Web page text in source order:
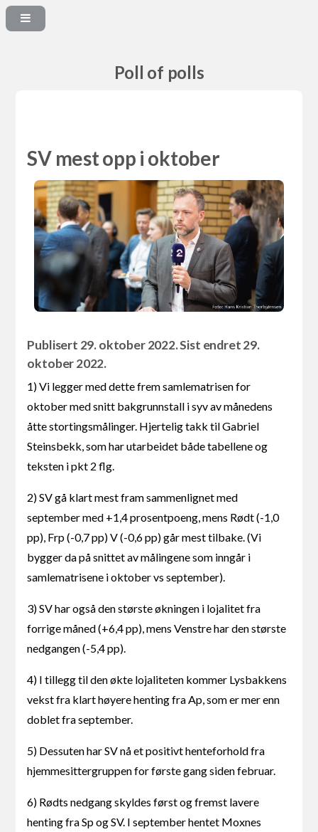
Poll of polls
SV mest opp i oktober
Publisert 29. oktober 2022. Sist endret 29.
oktober 2022.
1) Vi legger med dette frem samlematrisen for
oktober med snitt bakgrunnstall i syv av månedens
åtte stortingsmålinger. Hjertelig takk til Gabriel
Steinsbekk, som har utarbeidet både tabellene og
teksten i pkt 2 flg.
2) SV gå klart mest fram sammenlignet med
september med +1,4 prosentpoeng, mens Rødt (-1,0
pp), Frp (-0,7 pp) V (-0,6 pp) går mest tilbake. (Vi
bygger da på snittet av målingene som inngår i
samlematrisene i oktober vs september).
3) SV har også den største økningen i lojalitet fra
forrige måned (+6,4 pp), mens Venstre har den største
nedgangen (-5,4 pp).
4) I tillegg til den økte lojaliteten kommer Lysbakkens
vekst fra klart høyere henting fra Ap, som er mer enn
doblet fra september.
5) Dessuten har SV nå et positivt henteforhold fra
hjemmesittergruppen for første gang siden februar.
6) Rødts nedgang skyldes først og fremst lavere
henting fra Sp og SV. I september hentet Moxnes